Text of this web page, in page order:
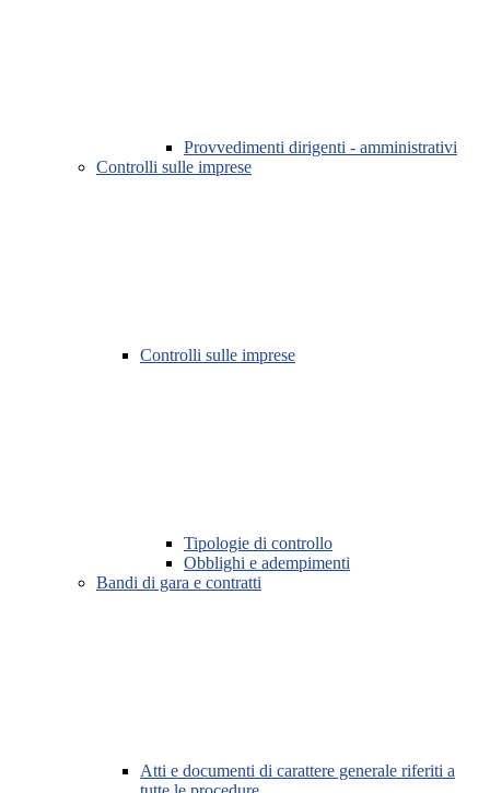
Provvedimenti dirigenti - amministrativi
Controlli sulle imprese
Controlli sulle imprese
Tipologie di controllo
Obblighi e adempimenti
Bandi di gara e contratti
Atti e documenti di carattere generale riferiti a